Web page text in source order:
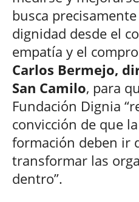
busca
dignidad desde el
empatía y el
Carlos Bermejo,
San Camilo, para
Fundación Dignia
convicción de que
formación deben ir
transformar las
dentro”.